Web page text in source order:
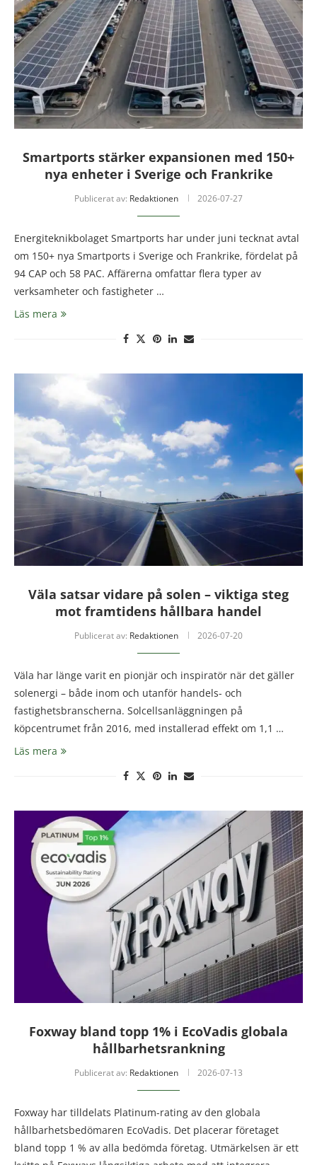
Smartports stärker expansionen med 150+
nya enheter i Sverige och Frankrike
Publicerat av: Redaktionen 2026-07-27
Energiteknikbolaget Smartports har under juni tecknat avtal
om 150+ nya Smartports i Sverige och Frankrike, fördelat på
94 CAP och 58 PAC. Affärerna omfattar flera typer av
verksamheter och fastigheter …
Läs mera
Väla satsar vidare på solen – viktiga steg
mot framtidens hållbara handel
Publicerat av: Redaktionen 2026-07-20
Väla har länge varit en pionjär och inspiratör när det gäller
solenergi – både inom och utanför handels- och
fastighetsbranscherna. Solcellsanläggningen på
köpcentrumet från 2016, med installerad effekt om 1,1 …
Läs mera
Foxway bland topp 1% i EcoVadis globala
hållbarhetsrankning
Publicerat av: Redaktionen 2026-07-13
Foxway har tilldelats Platinum-rating av den globala
hållbarhetsbedömaren EcoVadis. Det placerar företaget
bland topp 1 % av alla bedömda företag. Utmärkelsen är ett